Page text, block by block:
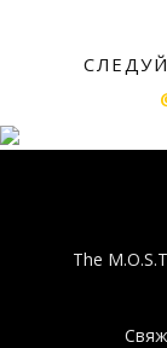
The